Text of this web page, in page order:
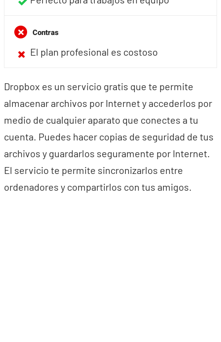
Contras
El plan profesional es costoso
Dropbox es un servicio gratis que te permite
almacenar archivos por Internet y accederlos por
medio de cualquier aparato que conectes a tu
cuenta. Puedes hacer copias de seguridad de tus
archivos y guardarlos seguramente por Internet.
El servicio te permite sincronizarlos entre
ordenadores y compartirlos con tus amigos.